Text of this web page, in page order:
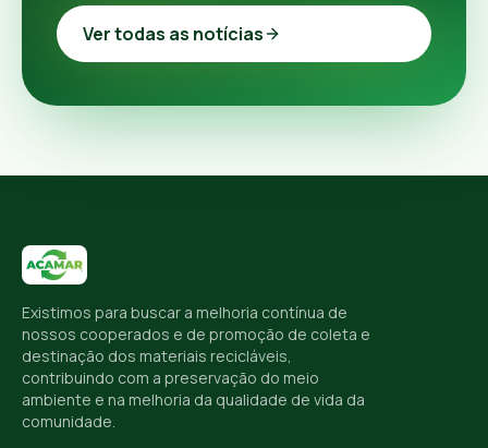
Ver todas as notícias
Existimos para buscar a melhoria contínua de
nossos cooperados e de promoção de coleta e
destinação dos materiais recicláveis,
contribuindo com a preservação do meio
ambiente e na melhoria da qualidade de vida da
comunidade.